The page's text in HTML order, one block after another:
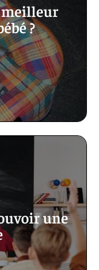
meilleur
?
une